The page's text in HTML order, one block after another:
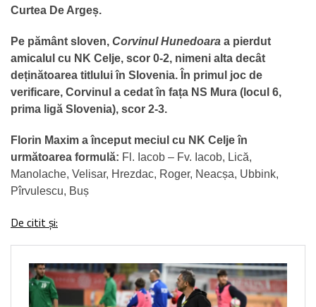
Curtea De Argeș.
Pe pământ sloven, Corvinul Hunedoara a pierdut
amicalul cu NK Celje, scor 0-2, nimeni alta decât
deținătoarea titlului în Slovenia. În primul joc de
verificare, Corvinul a cedat în fața NS Mura (locul 6,
prima ligă Slovenia), scor 2-3.
Florin Maxim a început meciul cu NK Celje în
următoarea formulă: Fl. Iacob – Fv. Iacob, Lică,
Manolache, Velisar, Hrezdac, Roger, Neacșa, Ubbink,
Pîrvulescu, Buș
De citit și: